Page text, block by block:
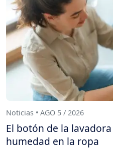
Noticias • AGO 5 / 2026
El botón de la
humedad en la ropa